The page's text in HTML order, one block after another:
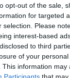
opt-out of the sale,
for targeted
selection. Please
interest-based
to third
of your
This information
να το
τελειώσω
με